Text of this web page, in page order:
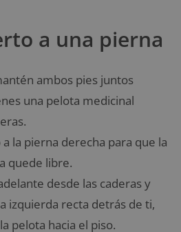
a una pierna
ambos pies juntos
una pelota medicinal
la pierna derecha para que la
quede libre.
desde las caderas y
izquierda recta detrás de ti,
pelota hacia el piso.